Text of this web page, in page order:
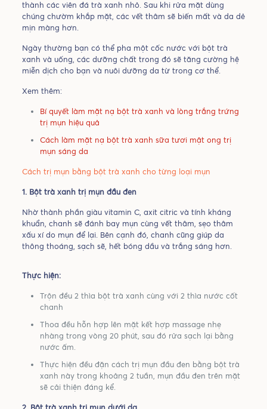
thành các viên đá trà xanh nhỏ. Sau khi rửa mặt dùng
chúng chườm khắp mặt, các vết thâm sẽ biến mất và da dẻ
mịn màng hơn.
Ngày thường bạn có thể pha một cốc nước với bột trà
xanh và uống, các dưỡng chất trong đó sẽ tăng cường hệ
miễn dịch cho bạn và nuôi dưỡng da từ trong cơ thể.
Xem thêm:
Bí quyết làm mặt nạ bột trà xanh và lòng trắng trứng
trị mụn hiệu quả
Cách làm mặt nạ bột trà xanh sữa tươi mật ong trị
mụn sáng da
Cách trị mụn bằng bột trà xanh cho từng loại mụn
1. Bột trà xanh trị mụn đầu đen
Nhờ thành phần giàu vitamin C, axit citric và tính kháng
khuẩn, chanh sẽ đánh bay mụn cùng vết thâm, sẹo thâm
xấu xí do mụn để lại. Bên cạnh đó, chanh cũng giúp da
thông thoáng, sạch sẽ, hết bóng dầu và trắng sáng hơn.
Thực hiện:
Trộn đều 2 thìa bột trà xanh cùng với 2 thìa nước cốt
chanh
Thoa đều hỗn hợp lên mặt kết hợp massage nhẹ
nhàng trong vòng 20 phút, sau đó rửa sạch lại bằng
nước ấm.
Thực hiện đều đặn cách trị mụn đầu đen bằng bột trà
xanh này trong khoảng 2 tuần, mụn đầu đen trên mặt
sẽ cải thiện đáng kể.